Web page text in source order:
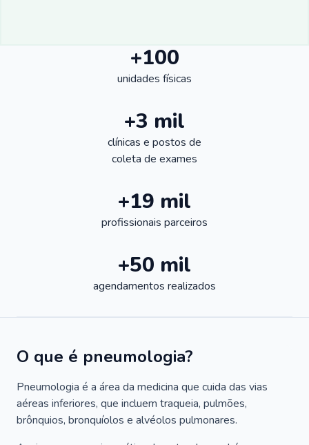
+100
unidades físicas
+3 mil
clínicas e postos de
coleta de exames
+19 mil
profissionais parceiros
+50 mil
agendamentos realizados
O que é pneumologia?
Pneumologia é a área da medicina que cuida das vias
aéreas inferiores, que incluem traqueia, pulmões,
brônquios, bronquíolos e alvéolos pulmonares.